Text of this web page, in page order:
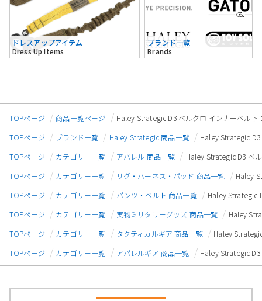
ドレスアップアイテム
Dress Up Items
ブランド一覧
Brands
TOPページ 商品一覧ページ
Haley Strategic D3 ベルクロ インナーベル
TOPページ
ブランド一覧 Haley Strategic 商品一覧
Haley Strategic
TOPページ
カテゴリー一覧 アパレル 商品一覧
Haley Strategic D3 ベ
TOPページ
カテゴリー一覧 リグ・ハーネス・パッド 商品一覧
Haley
TOPページ
カテゴリー一覧 パンツ・ベルト 商品一覧
Haley Strategic
TOPページ
カテゴリー一覧 実物ミリタリーグッズ 商品一覧
Haley
TOPページ
カテゴリー一覧 タクティカルギア 商品一覧
Haley
TOPページ
カテゴリー一覧 アパレルギア 商品一覧 Haley Strategic